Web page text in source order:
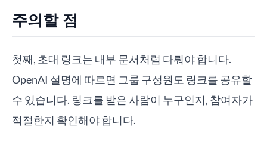
주의할 점
첫째, 초대 링크는 내부 문서처럼 다뤄야 합니다.
OpenAI 설명에 따르면 그룹 구성원도 링크를 공유할
수 있습니다. 링크를 받은 사람이 누구인지, 참여자가
적절한지 확인해야 합니다.